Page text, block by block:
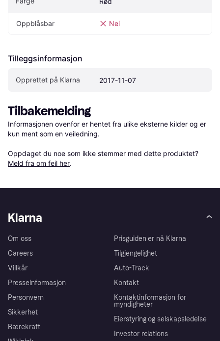
Oppblåsbar Nei
Tilleggsinformasjon
Opprettet på Klarna 2017-11-07
Tilbakemelding
Informasjonen ovenfor er hentet fra ulike eksterne kilder og er
kun ment som en veiledning.
Oppdaget du noe som ikke stemmer med dette produktet?
Meld fra om feil her.
Klarna
Om oss
Careers
Villkår
Presseinformasjon
Personvern
Sikkerhet
Bærekraft
Prisguiden er nå Klarna
Tilgjengelighet
Auto-Track
Kontakt
Kontaktinformasjon for
myndigheter
Eierstyring og selskapsledelse
Investor relations